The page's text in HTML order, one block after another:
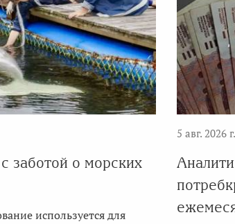
заботой о морских
используется для
5 авг. 2026